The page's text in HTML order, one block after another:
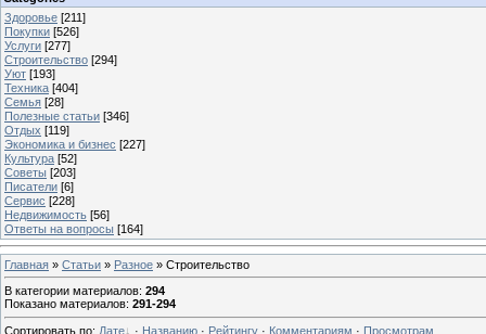
Здоровье [211]
Покупки [526]
Услуги [277]
Строительство [294]
Уют [193]
Техника [404]
Семья [28]
Полезные статьи [346]
Отдых [119]
Экономика и бизнес [227]
Культура [52]
Советы [203]
Писатели [6]
Сервис [228]
Недвижимость [56]
Ответы на вопросы [164]
Главная » Статьи » Разное » Строительство
В категории материалов: 294
Показано материалов: 291-294
Сортировать по: Дате · Названию · Рейтингу · Комментариям · Просмотрам